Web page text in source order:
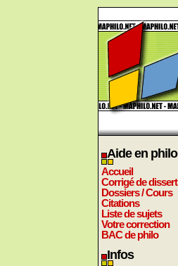
Aide en philo
Accueil
Corrigé de dissert
Dossiers / Cours
Citations
Liste de sujets
Votre correction
BAC de philo
Infos